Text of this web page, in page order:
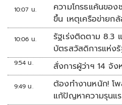
10:07 น.
ความโกรธแค้นของ
ขึ้น เหตุเครือข่ายก
ส่วนตัว
10:06 น.
รัฐเร่งติดตาม 8.3
บัตรสวัสดิการแห่ง
9:54 น. สั่งการผู้ว่าฯ 14 จั
9:49 น.
ต้องทำงานหนัก! โ
แก้ปัญหาความรุนแ